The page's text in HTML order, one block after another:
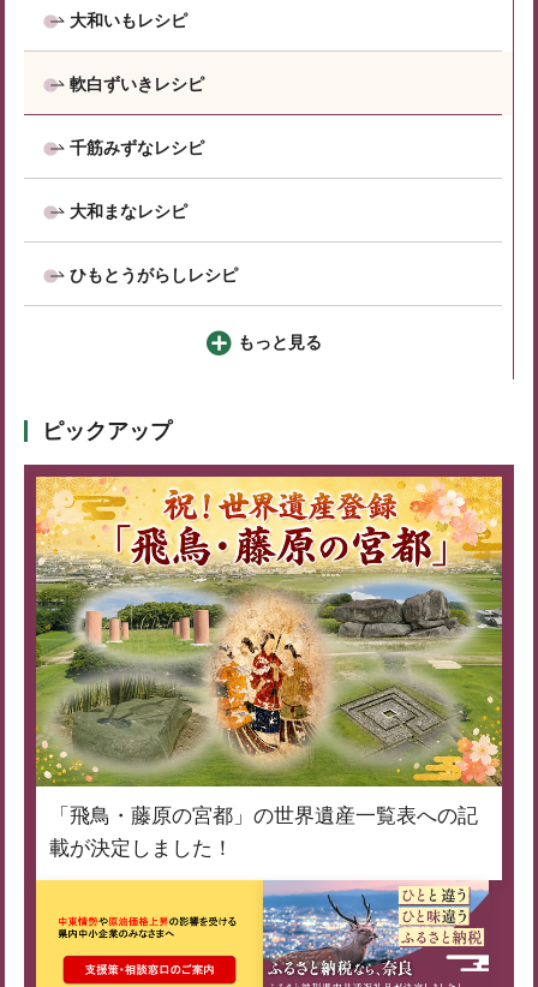
大和いもレシピ
軟白ずいきレシピ
千筋みずなレシピ
大和まなレシピ
ひもとうがらしレシピ
もっと見る
ピックアップ
「飛鳥・藤原の宮都」の世界遺産一覧表への記
載が決定しました！